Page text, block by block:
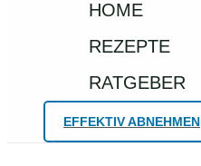
HOME
REZEPTE
RATGEBER
EFFEKTIV ABNEHMEN